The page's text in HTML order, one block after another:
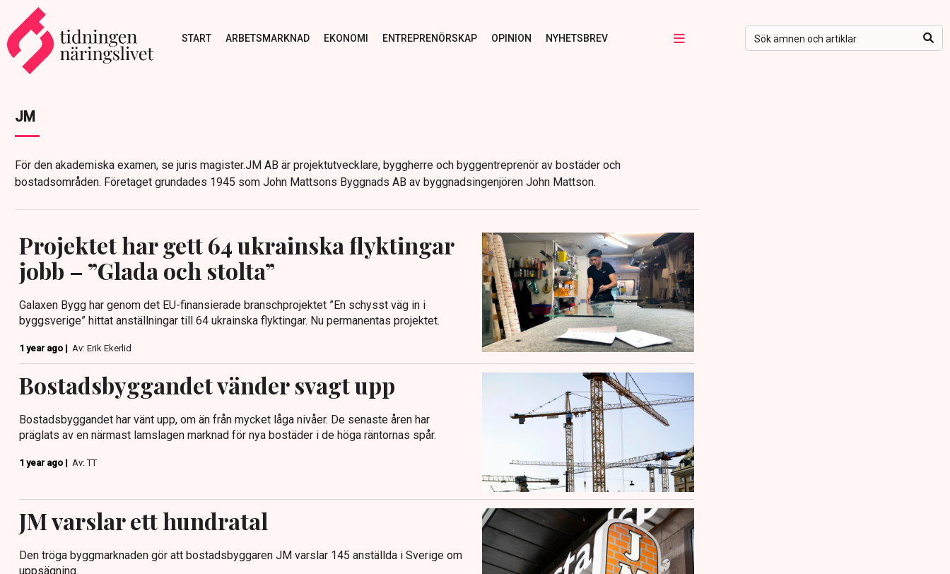
START ARBETSMARKNAD EKONOMI ENTREPRENÖRSKAP OPINION NYHETSBREV
JM
För den akademiska examen, se juris magister.JM AB är projektutvecklare, byggherre och byggentreprenör av bostäder och
bostadsområden. Företaget grundades 1945 som John Mattsons Byggnads AB av byggnadsingenjören John Mattson.
Projektet har gett 64 ukrainska flyktingar
jobb – ”Glada och stolta”
Galaxen Bygg har genom det EU-finansierade branschprojektet ”En schysst väg in i
byggsverige” hittat anställningar till 64 ukrainska flyktingar. Nu permanentas projektet.
1 year ago | Av: Erik Ekerlid
Bostadsbyggandet vänder svagt upp
Bostadsbyggandet har vänt upp, om än från mycket låga nivåer. De senaste åren har
präglats av en närmast lamslagen marknad för nya bostäder i de höga räntornas spår.
1 year ago | Av: TT
JM varslar ett hundratal
Den tröga byggmarknaden gör att bostadsbyggaren JM varslar 145 anställda i Sverige om
uppsägning.